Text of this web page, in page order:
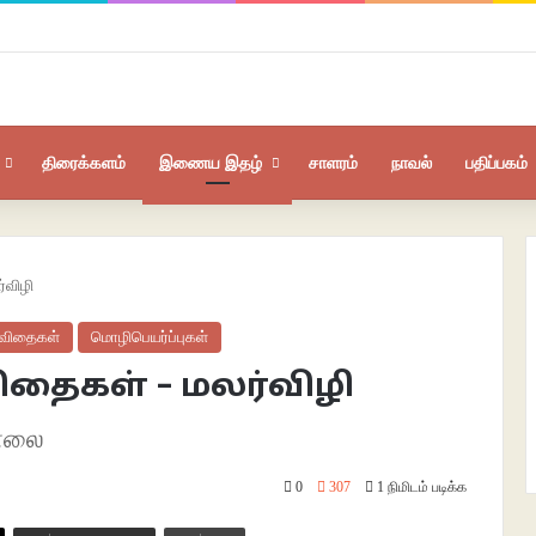
திரைக்களம் இணைய இதழ் சாளரம் நாவல் பதிப்பகம்
மொழிபெயர்ப்புகள்
– மலர்விழி
0 307 1 நிமிடம் படிக்க